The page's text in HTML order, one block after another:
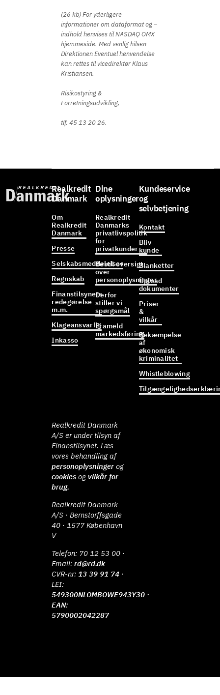
(26 kb) For yderligere
informationer om dataformat og –
indhold henvises til NASDAQ OMX
hjemmeside. Med venlig hilsen
Direktionen Eventuel henvendelse
kan rettes til vicedirektør Klaus
Kristiansen,
Risikostyring &
Forretningsudvikling,
tlf. 45 13 20 26.
Realkredit
Danmark
Om
Realkredit
Danmark
Presse
Selskabsmeddelelser
Regnskab
Finanstilsynets
redegørelse
m.m.
Klageansvarlig
Inkasso
Dine
oplysninger
Realkredit
Danmarks
privatlivspolitik
for
privatkunder
Bestil oversigt
over
personoplysninger
Derfor
stiller vi
spørgsmål
Frameld
markedsføring
Kundeservice
og
selvbetjening
Kontakt
Bliv
kunde
Blanketter
Upload
dokumenter
Priser
&
vilkår
Bekæmpelse
af
økonomisk
kriminalitet
Whistleblowing
Realkredit Danmark
A/S er under tilsyn af
Finanstilsynet. Læs
vores behandling af
personoplysninger og
cookies ogvilkår for
brug.
Realkredit Danmark
A/S · Bernstorffsgade
40 · 1577 København
V
Telefon: 70 12 53 00 ·
Email:rd@rd.dk
CVR-nr: 13 39 91 74 ·
LEI:
549300NLOMBOWE943Y30 ·
EAN:
5790002042287